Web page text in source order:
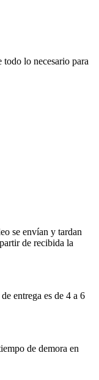
lo necesario para
se envían y tardan
de recibida la
entrega es de 4 a 6
de demora en